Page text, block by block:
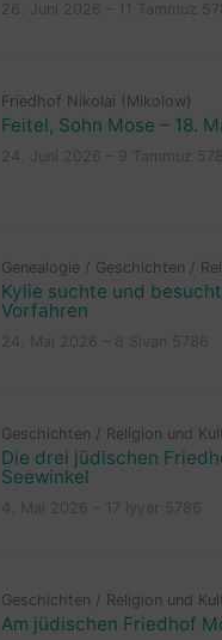
Friedhof Nikolai (Mikolow)
Feitel, Sohn Mose – 18.
Genealogie / Geschichten /
Kylie suchte und
Vorfahren
Geschichten / Religion und
Die drei jüdischen
Seewinkel
Geschichten / Religion und
Am jüdischen Friedhof